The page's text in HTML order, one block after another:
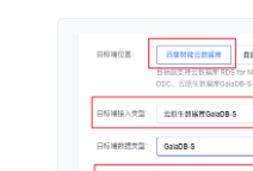
API参考
服务支持